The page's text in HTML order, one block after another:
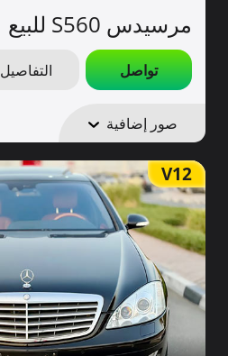
مرسيدس S560 للبيع
تواصل التفاصيل
صور إضافية
V12